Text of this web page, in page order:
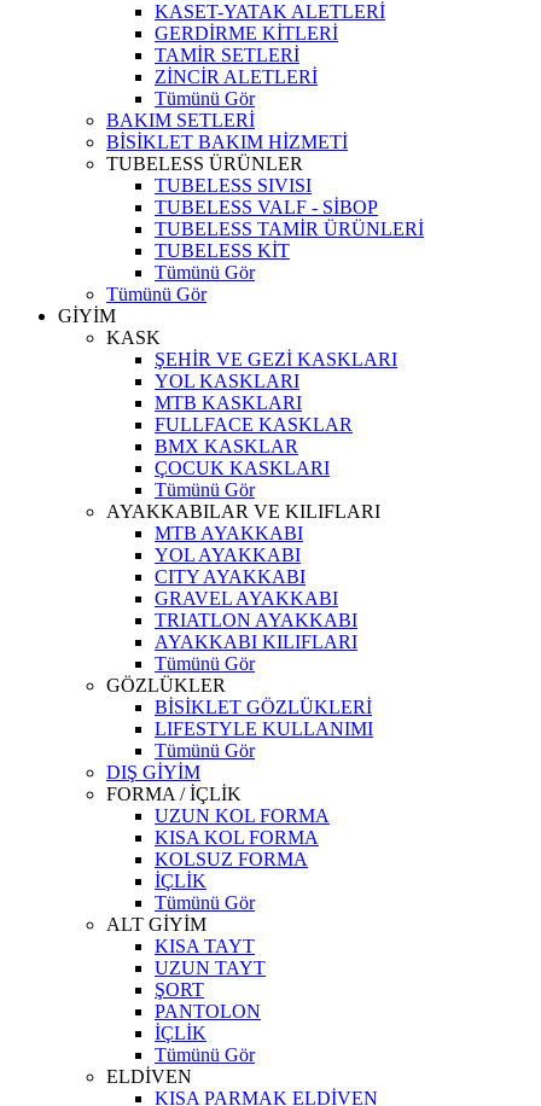
KASET-YATAK ALETLERİ
GERDİRME KİTLERİ
TAMİR SETLERİ
ZİNCİR ALETLERİ
Tümünü Gör
BAKIM SETLERİ
BİSİKLET BAKIM HİZMETİ
TUBELESS ÜRÜNLER
TUBELESS SIVISI
TUBELESS VALF - SİBOP
TUBELESS TAMİR ÜRÜNLERİ
TUBELESS KİT
Tümünü Gör
Tümünü Gör
GİYİM
KASK
ŞEHİR VE GEZİ KASKLARI
YOL KASKLARI
MTB KASKLARI
FULLFACE KASKLAR
BMX KASKLAR
ÇOCUK KASKLARI
Tümünü Gör
AYAKKABILAR VE KILIFLARI
MTB AYAKKABI
YOL AYAKKABI
CITY AYAKKABI
GRAVEL AYAKKABI
TRIATLON AYAKKABI
AYAKKABI KILIFLARI
Tümünü Gör
GÖZLÜKLER
BİSİKLET GÖZLÜKLERİ
LIFESTYLE KULLANIMI
Tümünü Gör
DIŞ GİYİM
FORMA / İÇLİK
UZUN KOL FORMA
KISA KOL FORMA
KOLSUZ FORMA
İÇLİK
Tümünü Gör
ALT GİYİM
KISA TAYT
UZUN TAYT
ŞORT
PANTOLON
İÇLİK
Tümünü Gör
ELDİVEN
KISA PARMAK ELDİVEN